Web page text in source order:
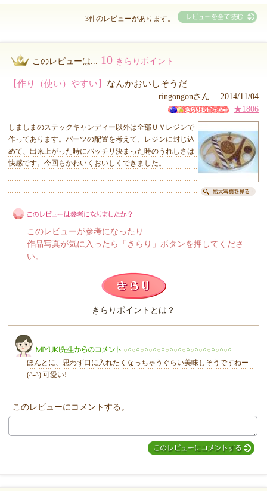
3件のレビューがあります。
このレビューは... 10 きらりポイント
【作り（使い）やすい】 なんかおいしそうだ
ringongonさん 2014/11/04
★1806
しましまのステックキャンディー以外は全部ＵＶレジンで
作ってあります。パーツの配置を考えて、レジンに封じ込
めて、出来上がった時にバッチリ決まった時のうれしさは
快感です。今回もかわいくおいしくできました。
このレビューは参考になりましたか？
このレビューが参考になったり
作品写真が気に入ったら「きらり」ボタンを押してくださ
い。
きらりポイントとは？
ほんとに、思わず口に入れたくなっちゃうぐらい美味しそうですねー
(^-^) 可愛い!
このレビューにコメントする。